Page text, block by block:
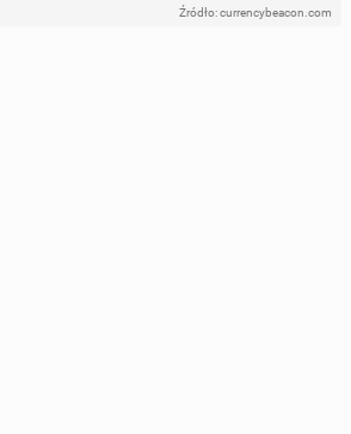
Źródło: currencybeacon.com